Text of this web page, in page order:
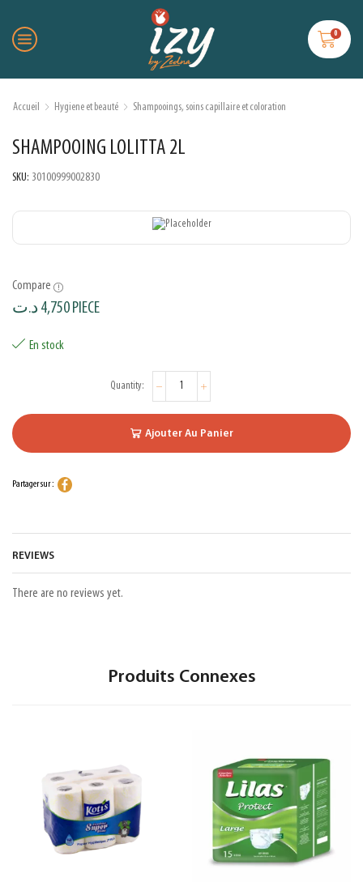
0
Accueil Hygiene et beauté Shampooings, soins capillaire et coloration
SHAMPOOING LOLITTA 2L
SKU: 30100999002830
Compare
4,750د.ت PIECE
En stock
Ajouter Au Panier
Partager sur :
REVIEWS
There are no reviews yet.
Produits Connexes